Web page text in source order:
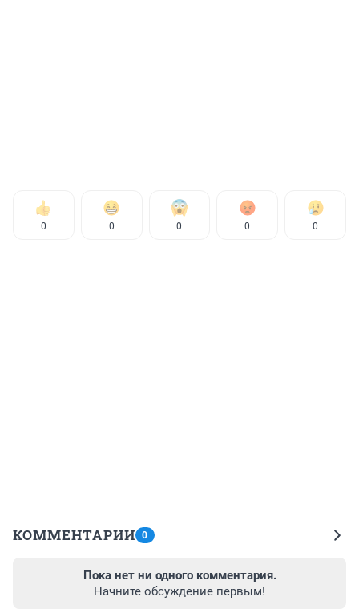
0 0 0 0 0
КОММЕНТАРИИ 0
Пока нет ни одного комментария.
Начните обсуждение первым!